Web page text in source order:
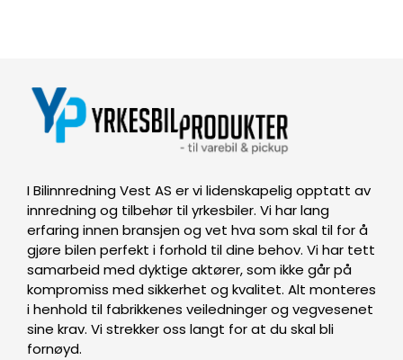
I Bilinnredning Vest AS er vi lidenskapelig opptatt av
innredning og tilbehør til yrkesbiler. Vi har lang
erfaring innen bransjen og vet hva som skal til for å
gjøre bilen perfekt i forhold til dine behov. Vi har tett
samarbeid med dyktige aktører, som ikke går på
kompromiss med sikkerhet og kvalitet. Alt monteres
i henhold til fabrikkenes veiledninger og vegvesenet
sine krav. Vi strekker oss langt for at du skal bli
fornøyd.